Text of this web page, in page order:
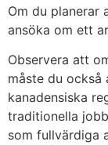
Om du planerar
ansöka om ett
Observera att
måste du också
kanadensiska
traditionella
som fullvärdiga